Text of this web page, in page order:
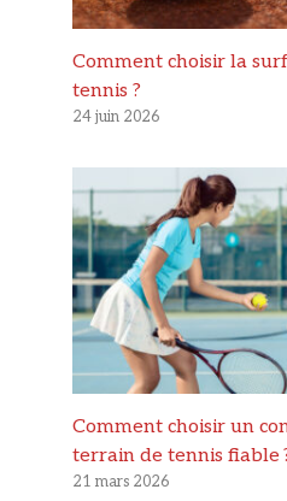
Comment choisir la
tennis ?
24 juin 2026
Comment choisir un
terrain de tennis fiable
21 mars 2026